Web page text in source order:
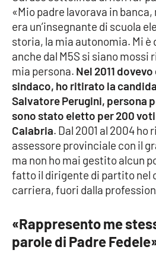
«Mio padre lavorava in
era un’insegnante di scuola
storia, la mia autonomia. Mi
anche dal M5S si siano
mia persona. Nel 2011
sindaco, ho ritirato la
Salvatore Perugini, persona
sono stato eletto per 200
Calabria. Dal 2001 al 2004 ho
assessore provinciale con il
ma non ho mai gestito alcun
fatto il dirigente di partito nel
carriera, fuori dalla
«Rappresento me
parole di Padre